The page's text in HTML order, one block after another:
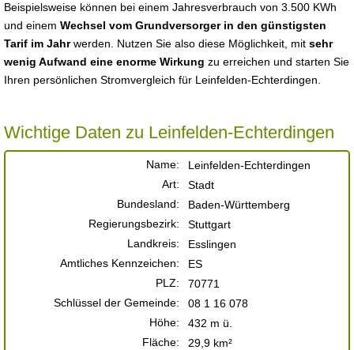
Beispielsweise können bei einem Jahresverbrauch von 3.500 KWh
und einem Wechsel vom Grundversorger in den günstigsten
Tarif im Jahrwerden. Nutzen Sie also diese Möglichkeit, mit sehr
wenig Aufwand eine enorme Wirkung zu erreichen und starten Sie
Ihren persönlichen Stromvergleich für Leinfelden-Echterdingen.
Wichtige Daten zu Leinfelden-Echterdingen
Name:
Leinfelden-Echterdingen
Art:
Stadt
Bundesland:
Baden-Württemberg
Regierungsbezirk:
Stuttgart
Landkreis:
Esslingen
Amtliches Kennzeichen:
ES
PLZ:
70771
Schlüssel der Gemeinde:
08 1 16 078
Höhe:
432 m ü.
Fläche:
29,9 km²